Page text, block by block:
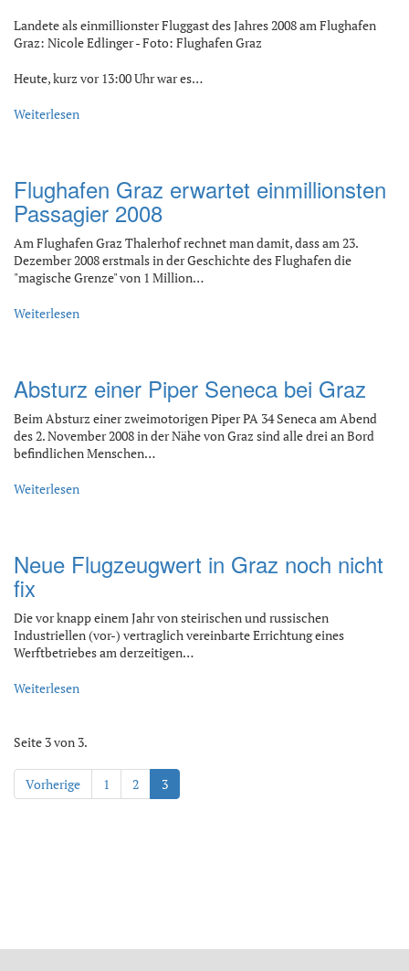
Landete als einmillionster Fluggast des Jahres 2008 am Flughafen
Graz: Nicole Edlinger - Foto: Flughafen Graz
Heute, kurz vor 13:00 Uhr war es…
Weiterlesen
Flughafen Graz erwartet einmillionsten
Passagier 2008
Am Flughafen Graz Thalerhof rechnet man damit, dass am 23.
Dezember 2008 erstmals in der Geschichte des Flughafen die
"magische Grenze" von 1 Million…
Weiterlesen
Absturz einer Piper Seneca bei Graz
Beim Absturz einer zweimotorigen Piper PA 34 Seneca am Abend
des 2. November 2008 in der Nähe von Graz sind alle drei an Bord
befindlichen Menschen…
Weiterlesen
Neue Flugzeugwert in Graz noch nicht
fix
Die vor knapp einem Jahr von steirischen und russischen
Industriellen (vor-) vertraglich vereinbarte Errichtung eines
Werftbetriebes am derzeitigen…
Weiterlesen
Seite 3 von 3.
Vorherige 1 2 3